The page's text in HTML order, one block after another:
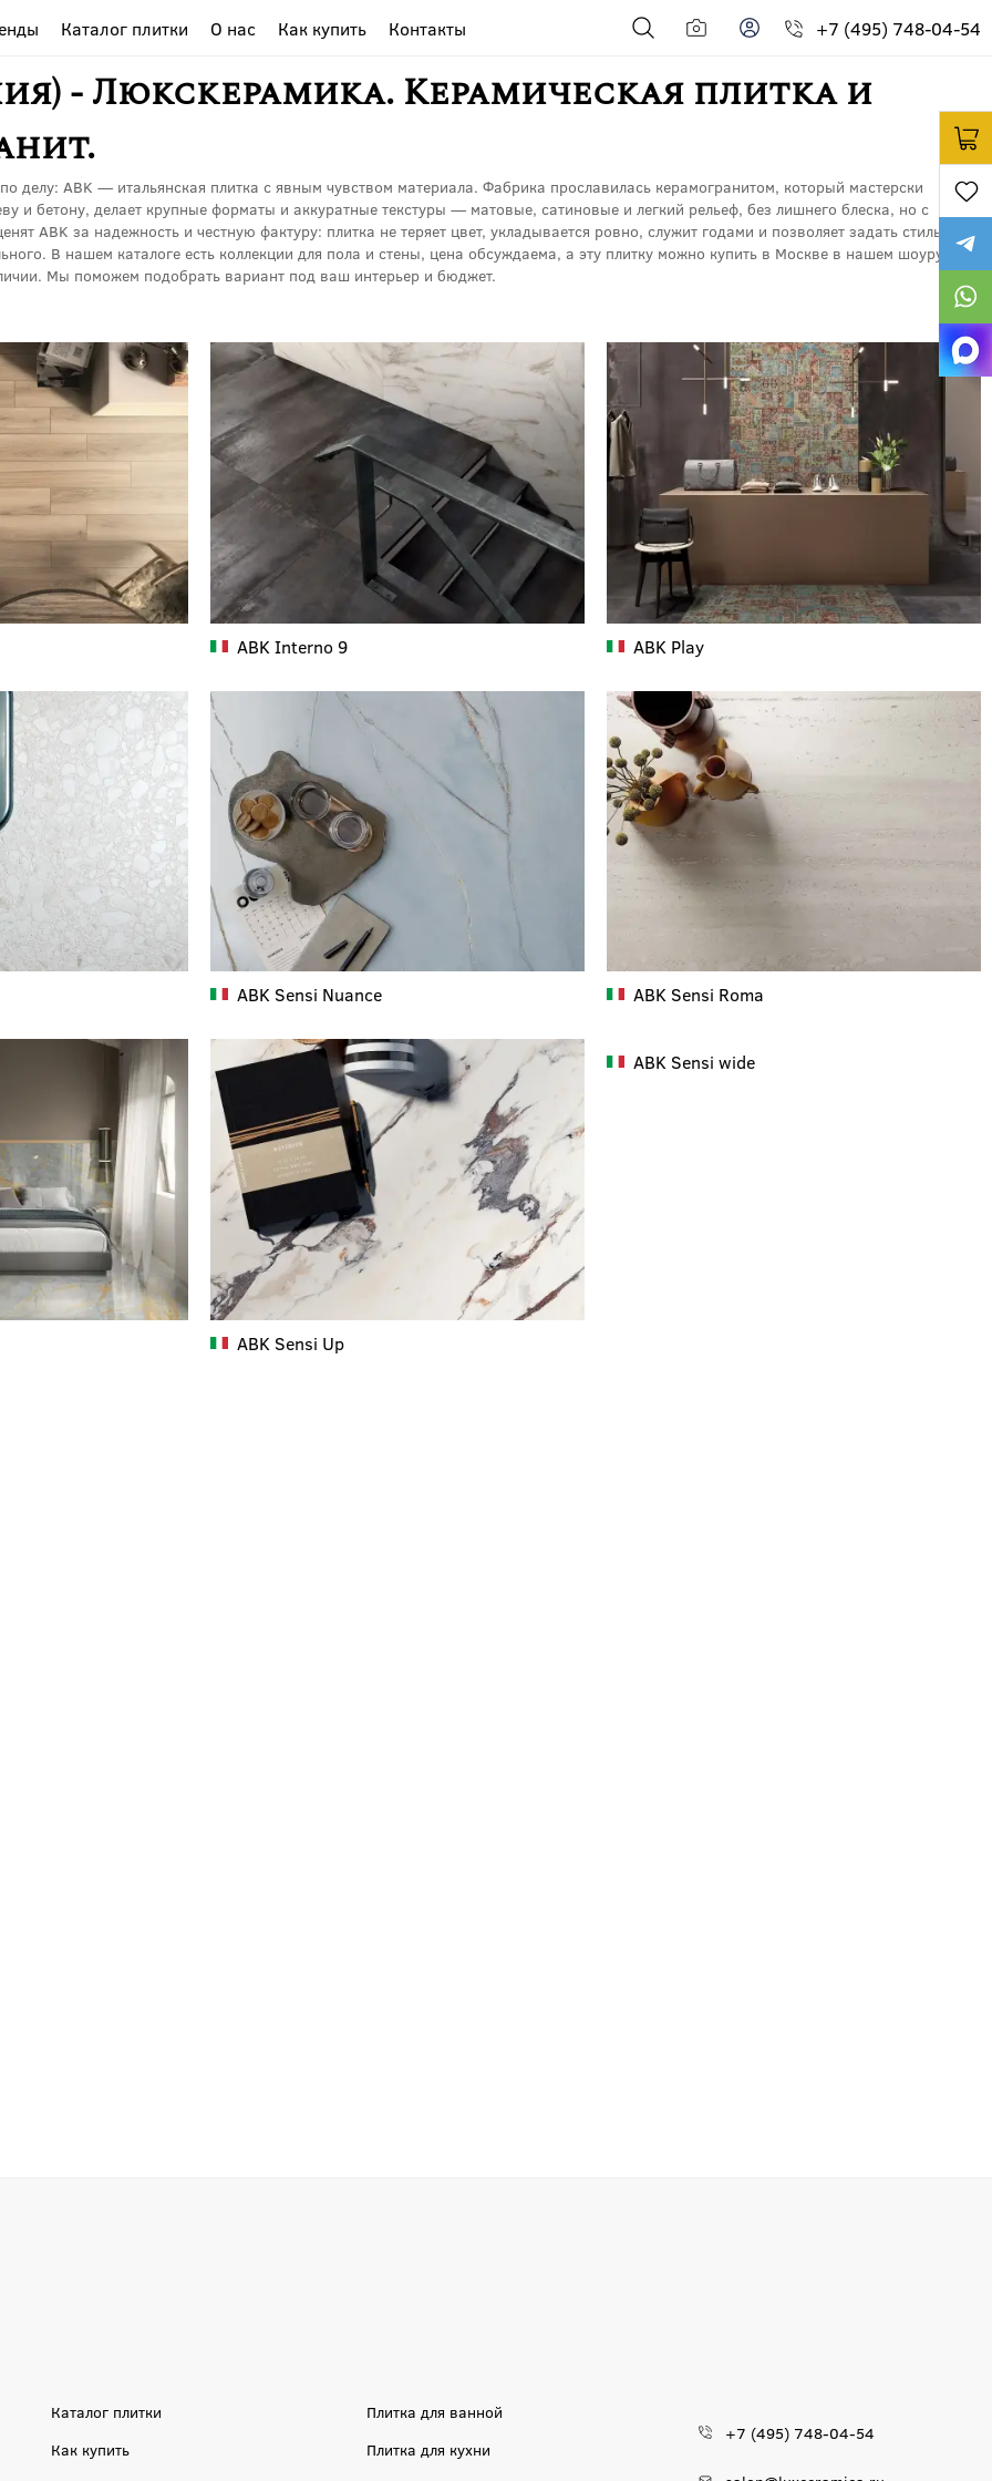
Каталог плитки О нас Как купить Контакты +7 (495) 748-04-54
- Люкскерамика. Керамическая плитка и
делу: ABK — итальянская плитка с явным чувством материала. Фабрика прославилась керамогранитом, который мастерски
и бетону, делает крупные форматы и аккуратные текстуры — матовые, сатиновые и легкий рельеф, без лишнего блеска, но с
ABK за надежность и честную фактуру: плитка не теряет цвет, укладывается ровно, служит годами и позволяет задать стиль от
В нашем каталоге есть коллекции для пола и стены, цена обсуждаема, а эту плитку можно купить в Москве в нашем шоуруме —
Мы поможем подобрать вариант под ваш интерьер и бюджет.
ABK Interno 9 ABK Play
ABK Sensi Nuance ABK Sensi Roma
ABK Sensi Up
ABK Sensi wide
Каталог плитки
Как купить
Плитка для ванной
Плитка для кухни
+7 (495) 748-04-54